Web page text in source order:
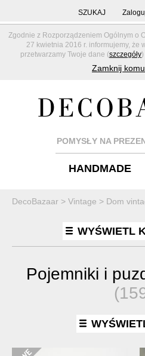
Zgodnie z Rozporządzeniem Ogólnym o
27 kwietnia 2016 r. informujemy, że
przetwarzamy Twoje dane (szczegóły)
Zamknij
SZUKAJ
POMYSŁY NA
HANDMADE
DecoBazaar > Vintage > Dom
WYŚWIETL
Pojemniki i